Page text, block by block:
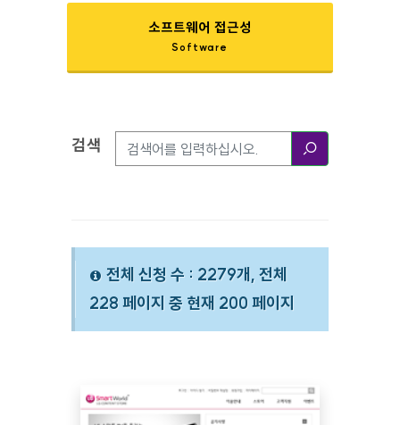
소프트웨어 접근성
Software
검색옵션
검색
전체 신청 수 : 2279개, 전체
228 페이지 중 현재 200 페이지